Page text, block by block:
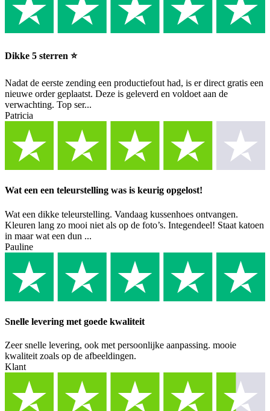
Dikke 5 sterren ⭐️
Nadat de eerste zending een productiefout had, is er direct gratis een
nieuwe order geplaatst. Deze is geleverd en voldoet aan de
verwachting. Top ser...
Patricia
Wat een een teleurstelling was is keurig opgelost!
Wat een dikke teleurstelling. Vandaag kussenhoes ontvangen.
Kleuren lang zo mooi niet als op de foto’s. Integendeel! Staat katoen
in maar wat een dun ...
Pauline
Snelle levering met goede kwaliteit
Zeer snelle levering, ook met persoonlijke aanpassing. mooie
kwaliteit zoals op de afbeeldingen.
Klant